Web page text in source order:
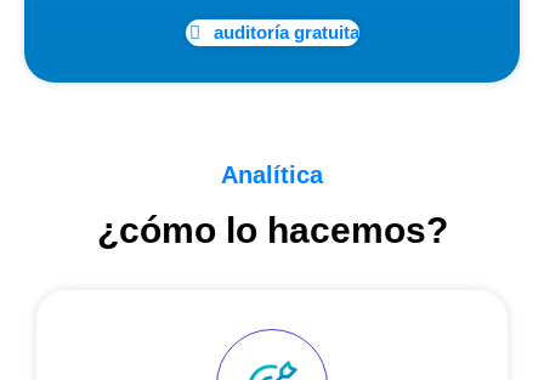
auditoría gratuita
Analítica
¿cómo lo hacemos?